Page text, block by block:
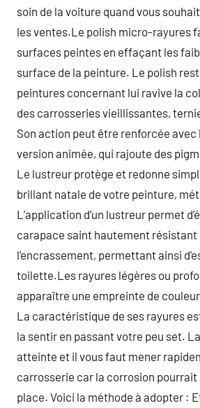
soin de la voiture quand vous
les ventes.Le polish micro-rayures
surfaces peintes en effaçant les
surface de la peinture. Le polish
peintures concernant lui ravive la
des carrosseries vieillissantes,
Son action peut être renforcée avec
version animée, qui rajoute des
Le lustreur protège et redonne
brillant natale de votre peinture,
L’application d’un lustreur permet
carapace saint hautement résistant
l’encrassement, permettant ainsi
toilette.Les rayures légères ou
apparaître une empreinte de
La caractéristique de ses rayures
la sentir en passant votre peu set.
atteinte et il vous faut mener
carrosserie car la corrosion pourrait
place. Voici la méthode à adopter :